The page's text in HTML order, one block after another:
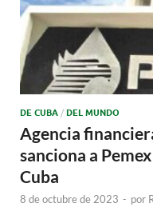
DE CUBA / DEL MUNDO
Agencia
sanciona a
Cuba
8 de octubre de 2023 - por